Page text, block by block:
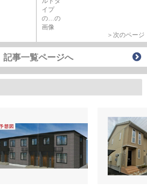
＞次のページ
記事一覧ページへ